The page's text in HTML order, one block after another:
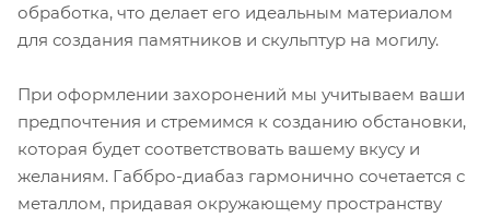
обработка, что делает его идеальным материалом
для создания памятников и скульптур на могилу.
При оформлении захоронений мы учитываем ваши
предпочтения и стремимся к созданию обстановки,
которая будет соответствовать вашему вкусу и
желаниям. Габбро-диабаз гармонично сочетается с
металлом, придавая окружающему пространству